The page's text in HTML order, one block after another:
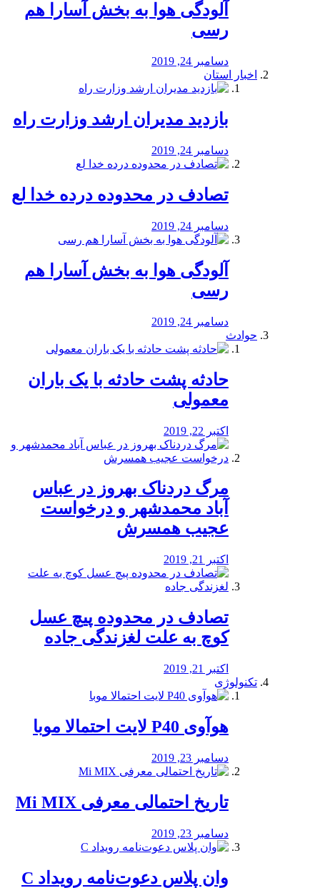
آلودگی هوا به بخش آسارا هم
رسی
دسامبر 24, 2019
اخبار استان
بازدید مدیران ارشد وزارت راه
دسامبر 24, 2019
تصادف در محدوده درده خدا لع
دسامبر 24, 2019
آلودگی هوا به بخش آسارا هم
رسی
دسامبر 24, 2019
حوادث
️حادثه پشت حادثه با یک باران
معمولی
اکتبر 22, 2019
مرگ دردناک بهروز در عباس
آباد محمدشهر و درخواست
عجیب همسرش
اکتبر 21, 2019
تصادف در محدوده پیچ عسل
کوچ به علت لغزندگی جاده
اکتبر 21, 2019
تکنولوژی
هوآوی P40 لایت احتمالا موبا
دسامبر 23, 2019
تاریخ احتمالی معرفی Mi MIX
دسامبر 23, 2019
وان پلاس دعوت‌نامه رویداد C